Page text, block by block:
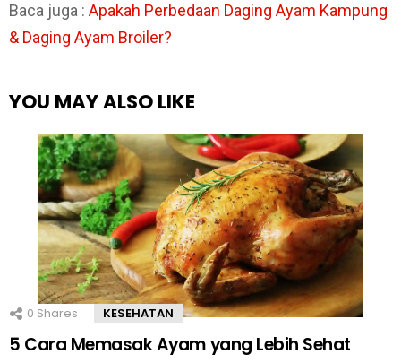
Baca juga : Apakah Perbedaan Daging Ayam Kampung
& Daging Ayam Broiler?
YOU MAY ALSO LIKE
0 Shares KESEHATAN
5 Cara Memasak Ayam yang Lebih Sehat